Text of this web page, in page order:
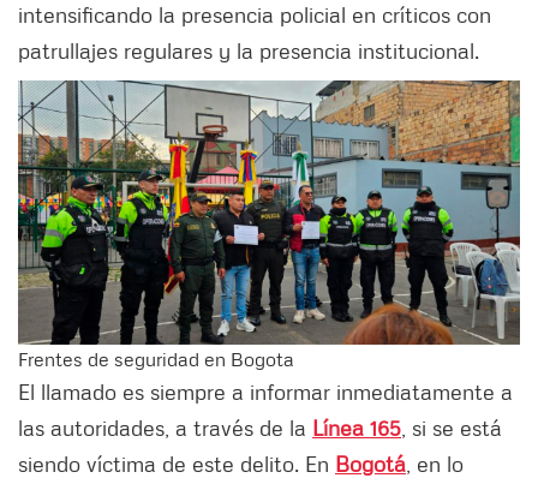
intensificando la presencia policial en críticos con
patrullajes regulares y la presencia institucional.
Frentes de seguridad en Bogota
El llamado es siempre a informar inmediatamente a
las autoridades, a través de la Línea 165 , si se está
siendo víctima de este delito. En Bogotá , en lo